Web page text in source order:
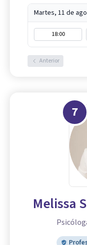
Martes, 11 de
18:00
Anterior
7
Melissa